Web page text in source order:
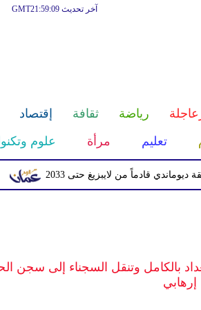
آخر تحديث GMT21:59:09
رياضة ثقافة إقتصاد
تعليم مرأة علوم
إصابة 11 مدنياً في نجران جراء اعتداءات حوثية بالمقذوفات من لايبزيغ حتى 2033
بالكامل وتنقل السجناء إلى سجن
إرهابي